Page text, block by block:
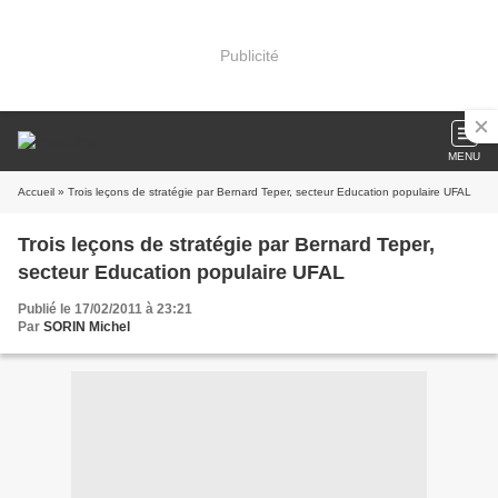
Publicité
MENU
Accueil » Trois leçons de stratégie par Bernard Teper, secteur Education populaire UFAL
Trois leçons de stratégie par Bernard Teper,
secteur Education populaire UFAL
Publié le 17/02/2011 à 23:21
Par SORIN Michel